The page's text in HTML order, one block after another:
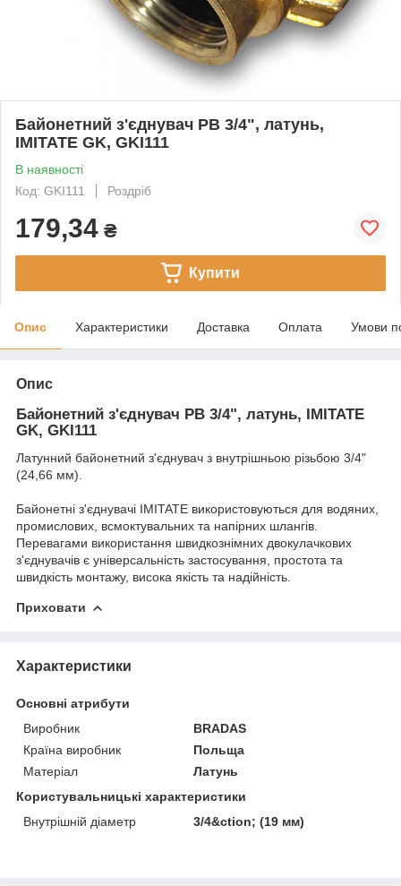
Байонетний з'єднувач РВ 3/4", латунь,
IMITATE GK, GKI111
В наявності
Код: GKI111
Роздріб
179,34 ₴
Купити
Опис Характеристики Доставка Оплата Умови
Опис
Байонетний з'єднувач РВ 3/4", латунь, IMITATE
GK, GKI111
Латунний байонетний з'єднувач з внутрішньою різьбою 3/4"
(24,66 мм).
Байонетні з'єднувачі IMITATE використовуються для водяних,
промислових, всмоктувальних та напірних шлангів.
Перевагами використання швидкознімних двокулачкових
з'єднувачів є універсальність застосування, простота та
швидкість монтажу, висока якість та надійність.
Приховати
Характеристики
Основні атрибути
Виробник
BRADAS
Країна виробник
Польща
Матеріал
Латунь
Користувальницькі характеристики
Внутрішній діаметр
3/4&ction; (19 мм)